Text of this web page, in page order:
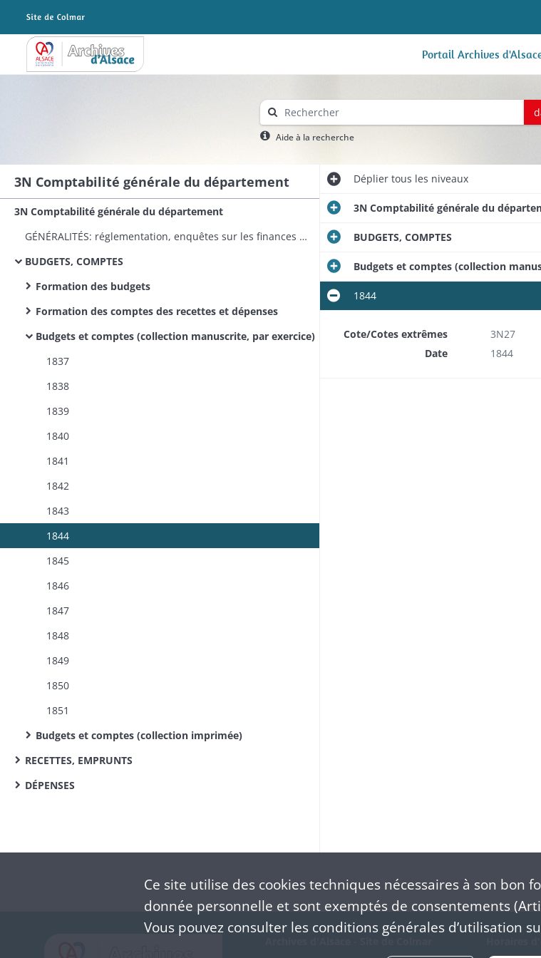
Archives Alsace - Colmar Portail Archives
Aide à la recherche
3N Comptabilité générale du département
3N Comptabilité générale du département
GÉNÉRALITÉS: réglementation, enquêtes sur les finances départementales, correspondance avec d'autres départements
BUDGETS, COMPTES
Formation des budgets
Formation des comptes des recettes et dépenses
Budgets et comptes (collection manuscrite, par exercice)
1837
1838
1839
1840
1841
1842
1843
1844
1845
1846
1847
1848
1849
1850
1851​
Budgets et comptes (collection imprimée)
RECETTES, EMPRUNTS
DÉPENSES
Dépliertous les niveaux
3N Comptabilité générale du
BUDGETS, COMPTES
Budgets et comptes (collection
1844
Cote/Cotes extrêmes
3N27
Date
1844
Ce site utilise des cookiestechniques nécessaires à son bon
donnée personnelle et sont exemptés de consentements
Vous pouvez consulter les conditions générales d’utilisation